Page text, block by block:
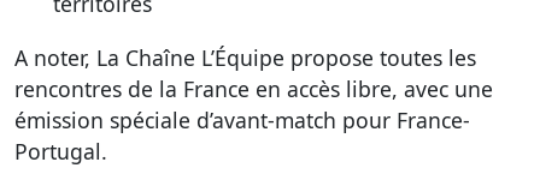
A noter, La Chaîne L’Équipe propose toutes les
rencontres de la France en accès libre, avec une
émission spéciale d’avant-match pour France-
Portugal.